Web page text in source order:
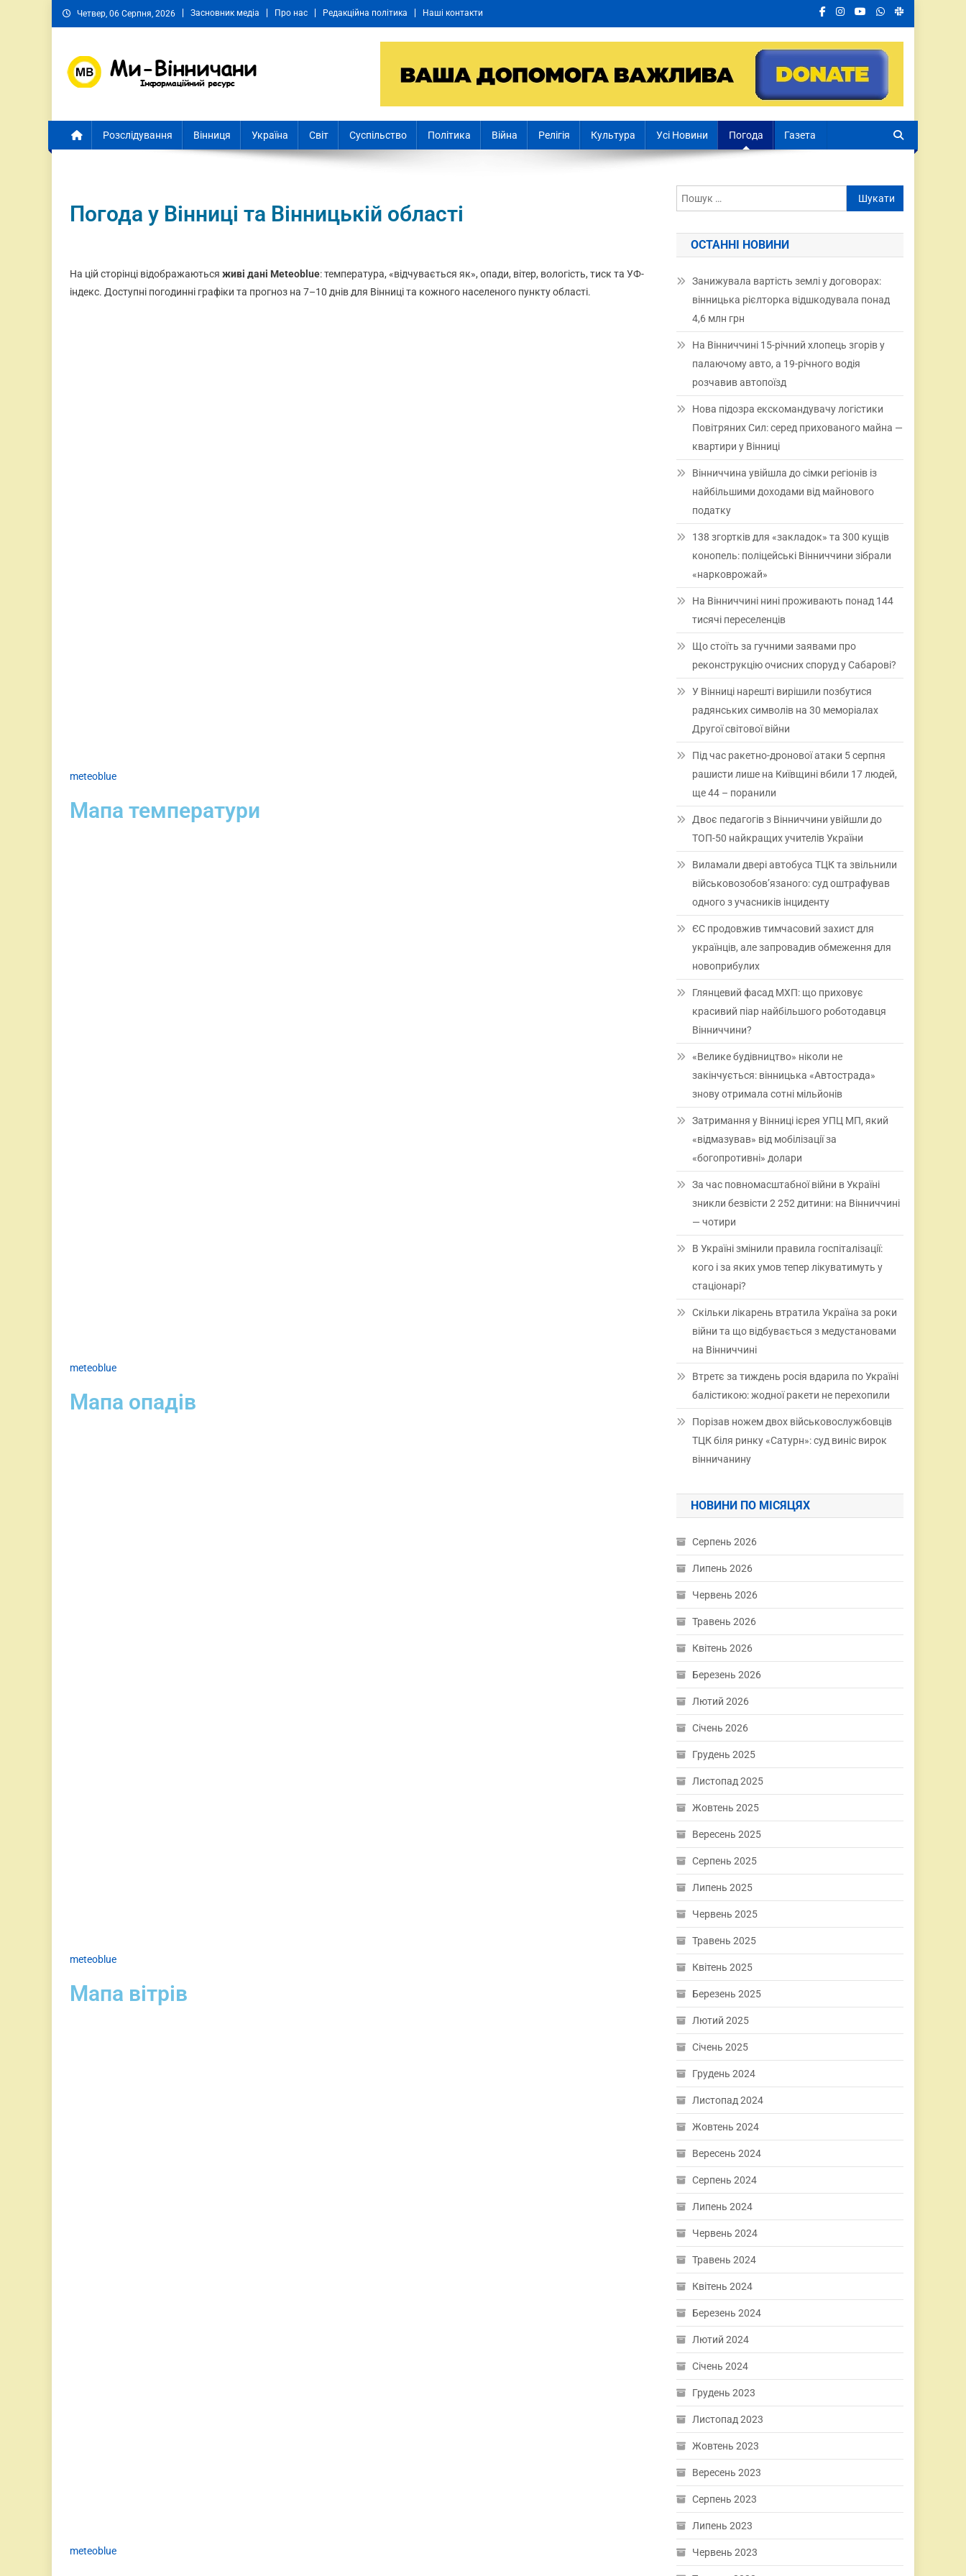
Четвер, 06 Серпня, 2026 Засновник медіа Про нас Редакційна політика Наші контакти
Розслідування Вінниця Україна Світ Суспільство Політика Війна Релігія Культура Усі Новини Погода Газета
Погода у Вінниці та Вінницькій області
На цій сторінці відображаються живі дані Meteoblue: температура, «відчувається як», опади, вітер, вологість, тиск та УФ-
індекс. Доступні погодинні графіки та прогноз на 7–10 днів для Вінниці та кожного населеного пункту області.
meteoblue
Мапа температури
meteoblue
Мапа опадів
meteoblue
Мапа вітрів
meteoblue
ОСТАННІ НОВИНИ
Занижувала вартість землі у договорах:
вінницька рієлторка відшкодувала понад
4,6 млн грн
На Вінниччині 15-річний хлопець згорів у
палаючому авто, а 19-річного водія
розчавив автопоїзд
Нова підозра екскомандувачу логістики
Повітряних Сил: серед прихованого майна —
квартири у Вінниці
Вінниччина увійшла до сімки регіонів із
найбільшими доходами від майнового
податку
138 згортків для «закладок» та 300 кущів
конопель: поліцейські Вінниччини зібрали
«нарковрожай»
На Вінниччині нині проживають понад 144
тисячі переселенців
Що стоїть за гучними заявами про
реконструкцію очисних споруд у Сабарові?
У Вінниці нарешті вирішили позбутися
радянських символів на 30 меморіалах
Другої світової війни
Під час ракетно-дронової атаки 5 серпня
рашисти лише на Київщині вбили 17 людей,
ще 44 – поранили
Двоє педагогів з Вінниччини увійшли до
ТОП-50 найкращих учителів України
Виламали двері автобуса ТЦК та звільнили
військовозобов’язаного: суд оштрафував
одного з учасників інциденту
ЄС продовжив тимчасовий захист для
українців, але запровадив обмеження для
новоприбулих
Глянцевий фасад МХП: що приховує
красивий піар найбільшого роботодавця
Вінниччини?
«Велике будівництво» ніколи не
закінчується: вінницька «Автострада»
знову отримала сотні мільйонів
Затримання у Вінниці ієрея УПЦ МП, який
«відмазував» від мобілізації за
«богопротивні» долари
За час повномасштабної війни в Україні
зникли безвісти 2 252 дитини: на Вінниччині
— чотири
В Україні змінили правила госпіталізації:
кого і за яких умов тепер лікуватимуть у
стаціонарі?
Скільки лікарень втратила Україна за роки
війни та що відбувається з медустановами
на Вінниччині
Втретє за тиждень росія вдарила по Україні
балістикою: жодної ракети не перехопили
Порізав ножем двох військовослужбовців
ТЦК біля ринку «Сатурн»: суд виніс вирок
вінничанину
НОВИНИ ПО МІСЯЦЯХ
Серпень 2026
Липень 2026
Червень 2026
Травень 2026
Квітень 2026
Березень 2026
Лютий 2026
Січень 2026
Грудень 2025
Листопад 2025
Жовтень 2025
Вересень 2025
Серпень 2025
Липень 2025
Червень 2025
Травень 2025
Квітень 2025
Березень 2025
Лютий 2025
Січень 2025
Грудень 2024
Листопад 2024
Жовтень 2024
Вересень 2024
Серпень 2024
Липень 2024
Червень 2024
Травень 2024
Квітень 2024
Березень 2024
Лютий 2024
Січень 2024
Грудень 2023
Листопад 2023
Жовтень 2023
Вересень 2023
Серпень 2023
Липень 2023
Червень 2023